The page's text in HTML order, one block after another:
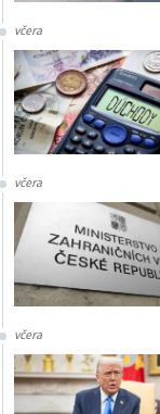
včera
včera
včera